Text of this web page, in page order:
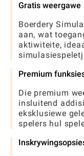
Gratis weergawe
Boerdery
aan, wat
aktiwiteite,
Premium
Die premium
insluitend
eksklusiewe
spelers hul